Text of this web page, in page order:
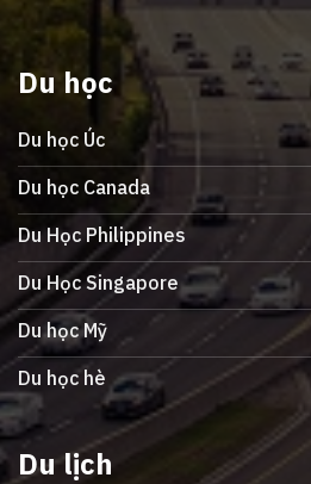
Du học
Du học Úc
Du học Canada
Du Học Philippines
Du Học Singapore
Du học Mỹ
Du học hè
Du lịch